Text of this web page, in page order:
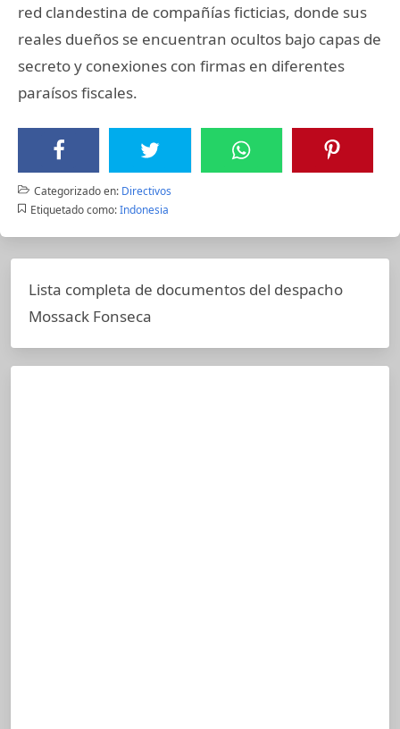
red clandestina de compañías ficticias, donde sus
reales dueños se encuentran ocultos bajo capas de
secreto y conexiones con firmas en diferentes
paraísos fiscales.
Categorizado en: Directivos
Etiquetado como: Indonesia
Lista completa de documentos del despacho
Mossack Fonseca